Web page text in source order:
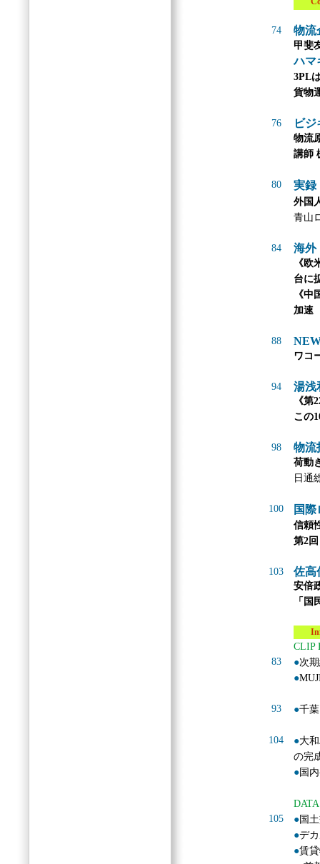
74 物流
甲斐
ハマ
3PL
貨物
76 ビ
物流
講師
80 実録
外国
青山
84 海外
《欧
台に
《中
加速
88
ワコ
94 湯浅
《第
この
98 物流
荷動
日通
100 国
信頼
第2
103 佐高
安倍
「
CLIP
83
●次
●
93 ●千
104 ●大
の完
●国
105
●国
●デ
●賃